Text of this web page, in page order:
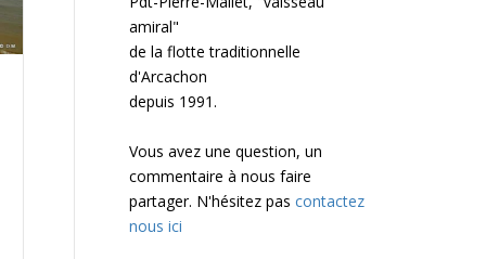
amiral"
de la flotte traditionnelle
d'Arcachon
depuis 1991.
Vous avez une question, un
commentaire à nous faire
partager. N'hésitez pas contactez
nous ici